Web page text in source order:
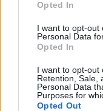
Opted In
I want to opt-out
Personal Data
Opted In
I want to opt-out
Retention, Sale,
Personal Data
Purposes for
Opted Out